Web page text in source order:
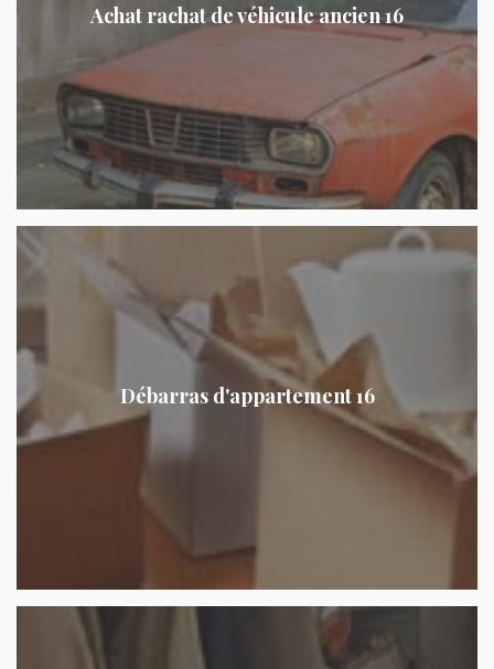
Achat rachat de véhicule ancien 16
Débarras d'appartement 16